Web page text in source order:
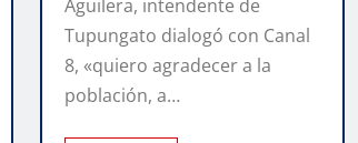
Aguilera, intendente de
Tupungato dialogó con Canal
8, «quiero agradecer a la
población, a…